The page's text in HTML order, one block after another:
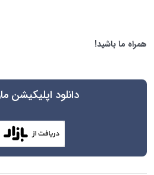
همراه ما باشید!
دانلود اپلیکیشن